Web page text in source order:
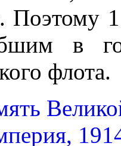
Поэтому
в
флота.